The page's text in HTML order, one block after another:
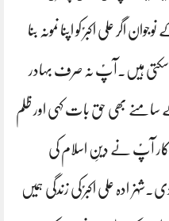
اگر علی اکبرؑ کو اپنا نمونہ بنا
سکتی ہیں۔آپؑ نہ صرف بہادر
سامنے بھی حق بات کہی اور ظلم
آپؑ نے دینِ اسلام کی
علی اکبرؑ کی زندگی ہمیں